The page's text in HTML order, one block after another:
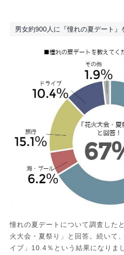
男女約900人に『憧れの夏デート』
憧れの夏デートについて調査した
火大会・夏祭り」と回答。続いて
イブ」10.4％という結果になりま